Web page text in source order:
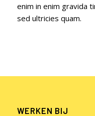
enim in enim gravida
sed ultricies quam.
WERKEN BIJ